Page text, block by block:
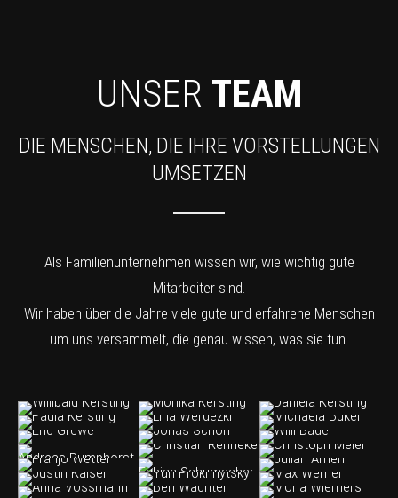
UNSER TEAM
DIE MENSCHEN, DIE IHRE VORSTELLUNGEN
UMSETZEN
Als Familienunternehmen wissen wir, wie wichtig gute
Mitarbeiter sind.
Wir haben über die Jahre viele gute und erfahrene Menschen
um uns versammelt, die genau wissen, was sie tun.